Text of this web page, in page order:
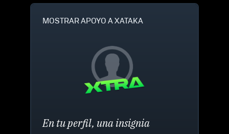
MOSTRAR APOYO A XATAKA
En tu perfil, una insignia